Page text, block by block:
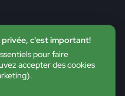
c'est important!
pour faire
accepter des cookies